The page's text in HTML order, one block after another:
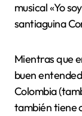
musical «Yo
santiaguina
Mientras que
buen
Colombia
también tiene